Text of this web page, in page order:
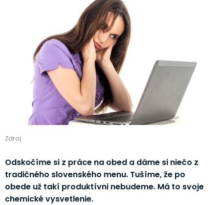
Zdroj:
Odskočíme si z práce na obed a dáme si niečo z
tradičného slovenského menu. Tušíme, že po
obede už takí produktívni nebudeme. Má to svoje
chemické vysvetlenie.